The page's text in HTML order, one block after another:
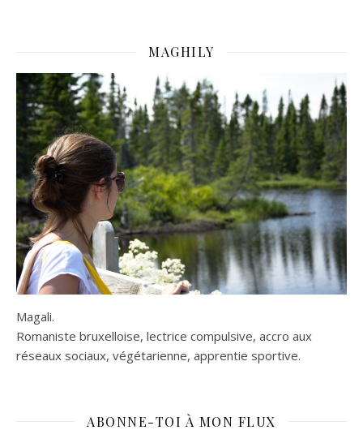
MAGHILY
Magali.
Romaniste bruxelloise, lectrice compulsive, accro aux
réseaux sociaux, végétarienne, apprentie sportive.
ABONNE-TOI À MON FLUX